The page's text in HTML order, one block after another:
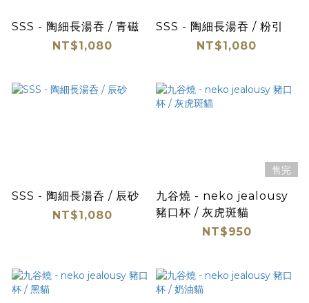
SSS - 陶細長湯吞 / 青磁
NT$1,080
SSS - 陶細長湯吞 / 粉引
NT$1,080
SSS - 陶細長湯呑 / 辰砂
NT$1,080
售完
九谷燒 - neko jealousy
豬口杯 / 灰虎斑貓
NT$950